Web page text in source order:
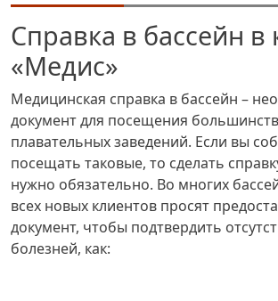
Справка в бассейн в
«Медис»
Медицинская справка в бассейн –
документ для посещения
плавательных заведений. Если вы
посещать таковые, то сделать
нужно обязательно. Во многих
всех новых клиентов просят
документ, чтобы подтвердить
болезней, как: